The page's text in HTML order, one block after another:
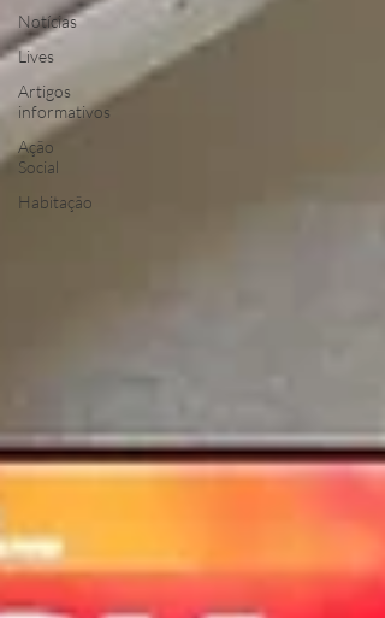
Notícias
Lives
Artigos
informativos
Ação
Social
Habitação